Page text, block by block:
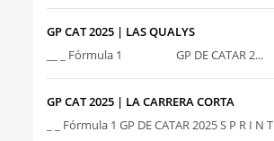
GP CAT 2025 | LAS QUALYS
__ _ Fórmula 1 GP DE CATAR 2...
GP CAT 2025 | LA CARRERA CORTA
_ _ Fórmula 1 GP DE CATAR 2025 S P R I N